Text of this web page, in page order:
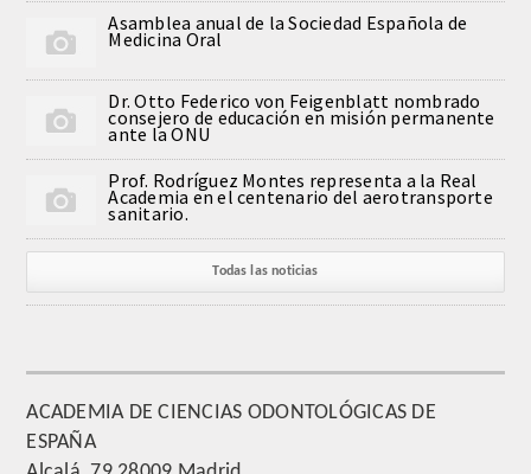
ODONTOLOGIA CONSERVADORA
ORTOGNATIA
NÚMERO
Alfabético
HONOR
Asamblea anual de la Sociedad Española de
Medicina Oral
Dr. Otto Federico von Feigenblatt nombrado
consejero de educación en misión permanente
ante la ONU
Prof. Rodríguez Montes representa a la Real
Academia en el centenario del aerotransporte
sanitario.
Todas las noticias
ACADEMIA DE CIENCIAS ODONTOLÓGICAS DE
ESPAÑA